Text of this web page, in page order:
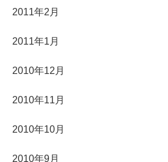
2011年2月
2011年1月
2010年12月
2010年11月
2010年10月
2010年9月